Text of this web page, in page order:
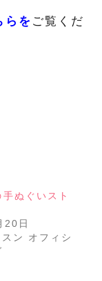
らを ご覧くだ
ぬぐいスト
20日
ン オフィシ